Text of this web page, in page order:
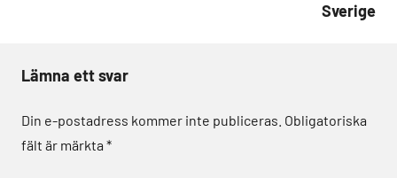
Sverige
Lämna ett svar
Din e-postadress kommer inte publiceras. Obligatoriska
fält är märkta *